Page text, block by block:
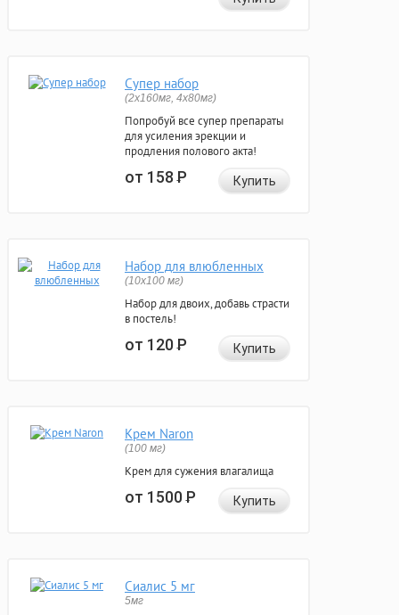
Супер набор
(2х160мг, 4х80мг)
Попробуй все супер препараты
для усиления эрекции и
продления полового акта!
от 158Р Купить
Набор для влюбленных
(10х100 мг)
Набор для двоих, добавь страсти
в постель!
от 120Р Купить
Крем Naron
(100 мг)
Крем для сужения влагалища
от 1500Р Купить
Сиалис 5 мг
5мг